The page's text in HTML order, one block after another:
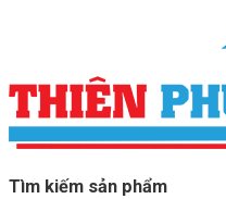
Tìm kiếm sản phẩm